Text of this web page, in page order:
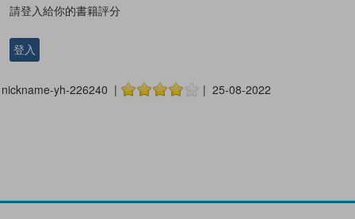
請登入給你的書籍評分
登入
nickname-yh-226240 | | 25-08-2022